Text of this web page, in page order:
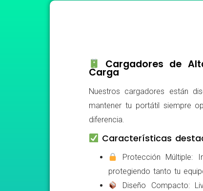
Cargadores de
Carga
Nuestros cargadores están
mantener tu portátil siempre
diferencia.
Características
Protección Múltiple:
protegiendo tanto tu
Diseño Compacto: